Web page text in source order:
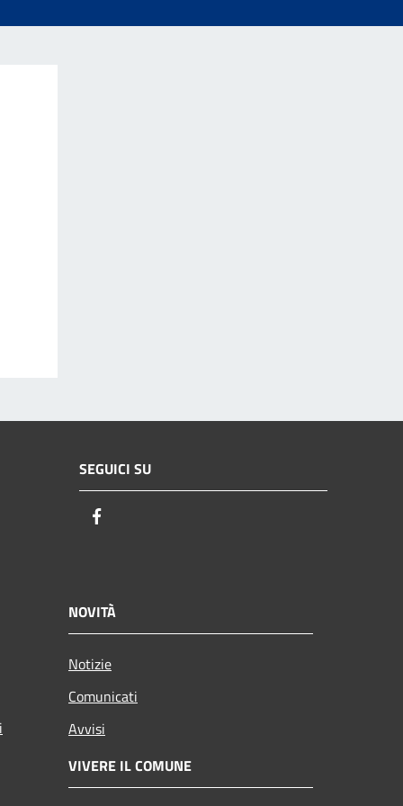
SEGUICI SU
NOVITÀ
Notizie
Comunicati
Avvisi
VIVERE IL COMUNE